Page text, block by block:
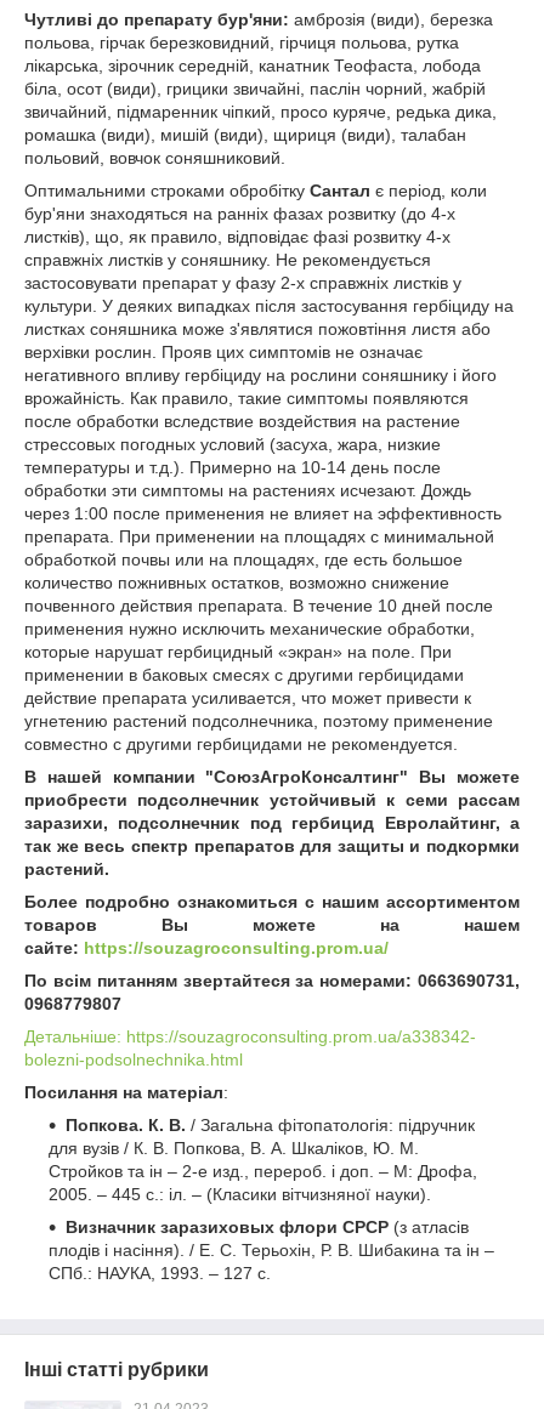
Чутливі до препарату бур'яни: амброзія (види), березка
польова, гірчак березковидний, гірчиця польова, рутка
лікарська, зірочник середній, канатник Теофаста, лобода
біла, осот (види), грицики звичайні, паслін чорний, жабрій
звичайний, підмаренник чіпкий, просо куряче, редька дика,
ромашка (види), мишій (види), щириця (види), талабан
польовий, вовчок соняшниковий.
Оптимальними строками обробітку Сантал є період, коли
бур'яни знаходяться на ранніх фазах розвитку (до 4-х
листків), що, як правило, відповідає фазі розвитку 4-х
справжніх листків у соняшнику. Не рекомендується
застосовувати препарат у фазу 2-х справжніх листків у
культури. У деяких випадках після застосування гербіциду на
листках соняшника може з'являтися пожовтіння листя або
верхівки рослин. Прояв цих симптомів не означає
негативного впливу гербіциду на рослини соняшнику і його
врожайність. Как правило, такие симптомы появляются
после обработки вследствие воздействия на растение
стрессовых погодных условий (засуха, жара, низкие
температуры и т.д.). Примерно на 10-14 день после
обработки эти симптомы на растениях исчезают. Дождь
через 1:00 после применения не влияет на эффективность
препарата. При применении на площадях с минимальной
обработкой почвы или на площадях, где есть большое
количество пожнивных остатков, возможно снижение
почвенного действия препарата. В течение 10 дней после
применения нужно исключить механические обработки,
которые нарушат гербицидный «экран» на поле. При
применении в баковых смесях с другими гербицидами
действие препарата усиливается, что может привести к
угнетению растений подсолнечника, поэтому применение
совместно с другими гербицидами не рекомендуется.
В нашей компании "СоюзАгроКонсалтинг" Вы можете
приобрести подсолнечник устойчивый к семи рассам
заразихи, подсолнечник под гербицид Евролайтинг, а
так же весь спектр препаратов для защиты и подкормки
растений.
Более подробно ознакомиться с нашим ассортиментом
товаров Вы можете на нашем
сайте: https://souzagroconsulting.prom.ua/
По всім питанням звертайтеся за номерами: 0663690731,
0968779807
Детальніше: https://souzagroconsulting.prom.ua/a338342-
bolezni-podsolnechnika.html
Посилання на матеріал:
Попкова. К. В. / Загальна фітопатологія: підручник
для вузів / К. В. Попкова, В. А. Шкаліков, Ю. М.
Стройков та ін – 2-е изд., перероб. і доп. – М: Дрофа,
2005. – 445 с.: іл. – (Класики вітчизняної науки).
Визначник заразиховых флори СРСР (з атласів
плодів і насіння). / Е. С. Терьохін, Р. В. Шибакина та ін –
СПб.: НАУКА, 1993. – 127 с.
Інші статті рубрики